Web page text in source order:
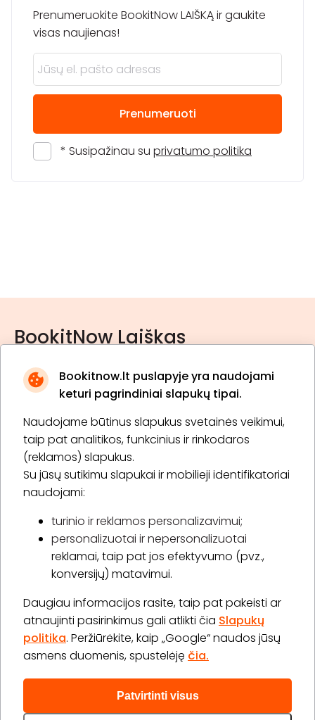
Bookitnow.lt puslapyje yra naudojami
keturi pagrindiniai slapukų tipai.
Naudojame būtinus slapukus svetainės veikimui,
taip pat analitikos, funkcinius ir rinkodaros
(reklamos) slapukus.
Su jūsų sutikimu slapukai ir mobilieji identifikatoriai
naudojami:
turinio ir reklamos personalizavimui;
personalizuotai ir nepersonalizuotai
reklamai, taip pat jos efektyvumo (pvz.,
konversijų) matavimui.
Daugiau informacijos rasite, taip pat pakeisti ar
atnaujinti pasirinkimus gali atlikti čia Slapukų
politika. Peržiūrėkite, kaip „Google“ naudos jūsų
asmens duomenis, spustelėję čia.
Patvirtinti visus
Prenumeruokite BookitNow LAIŠKĄ ir gaukite
visas naujienas!
Prenumeruoti
* Susipažinau su privatumo politika
BookitNow Laiškas
* Susipažinau su privatumo politika
Prenumeruoti
Apie „BookitNow“
Informacija
„GERA DOVANA“ GRUPĖ